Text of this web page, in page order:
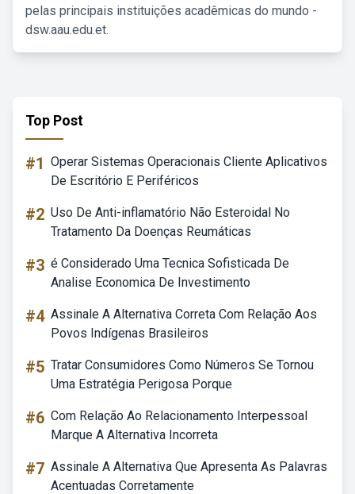
pelas principais instituições acadêmicas do mundo -
dsw.aau.edu.et.
Top Post
#1 Operar Sistemas Operacionais Cliente Aplicativos
De Escritório E Periféricos
#2 Uso De Anti-inflamatório Não Esteroidal No
Tratamento Da Doenças Reumáticas
#3 é Considerado Uma Tecnica Sofisticada De
Analise Economica De Investimento
#4 Assinale A Alternativa Correta Com Relação Aos
Povos Indígenas Brasileiros
#5 Tratar Consumidores Como Números Se Tornou
Uma Estratégia Perigosa Porque
#6 Com Relação Ao Relacionamento Interpessoal
Marque A Alternativa Incorreta
#7 Assinale A Alternativa Que Apresenta As Palavras
Acentuadas Corretamente